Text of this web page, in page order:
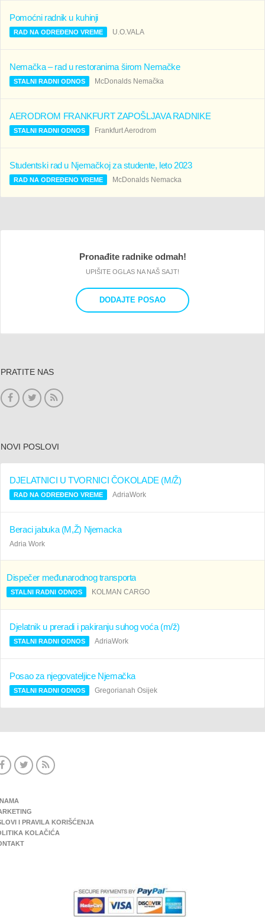
Pomoćni radnik u kuhinji
RAD NA ODREĐENO VREME U.O.VALA
Nemačka – rad u restoranima širom Nemačke
STALNI RADNI ODNOS McDonalds Nemačka
AERODROM FRANKFURT ZAPOŠLJAVA RADNIKE
STALNI RADNI ODNOS Frankfurt Aerodrom
Studentski rad u Njemačkoj za studente, leto 2023
RAD NA ODREĐENO VREME McDonalds Nemacka
Pronađite radnike odmah!
UPIŠITE OGLAS NA NAŠ SAJT!
DODAJTE POSAO
PRATITE NAS
NOVI POSLOVI
DJELATNICI U TVORNICI ČOKOLADE (M/Ž)
RAD NA ODREĐENO VREME AdriaWork
Beraci jabuka (M,Ž) Njemacka
Adria Work
Dispečer međunarodnog transporta
STALNI RADNI ODNOS KOLMAN CARGO
Djelatnik u preradi i pakiranju suhog voća (m/ž)
STALNI RADNI ODNOS AdriaWork
Posao za njegovateljice Njemačka
STALNI RADNI ODNOS Gregorianah Osijek
I PRAVILA KORIŠĆENJA
KOLAČIĆA